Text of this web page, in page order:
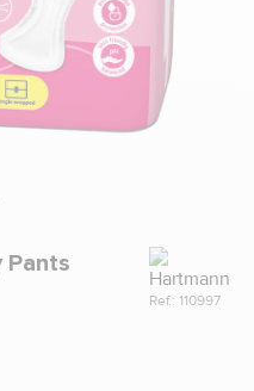
Pants
Marque
Ref.: 110997